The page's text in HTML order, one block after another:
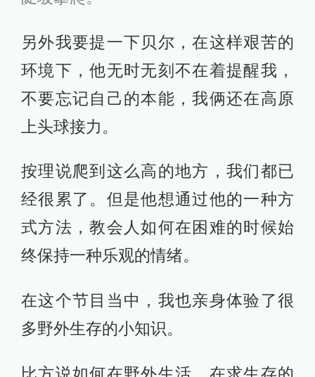
另外我要提一下贝尔，在这样艰苦的
环境下，他无时无刻不在着提醒我，
不要忘记自己的本能，我俩还在高原
上头球接力。
按理说爬到这么高的地方，我们都已
经很累了。但是他想通过他的一种方
式方法，教会人如何在困难的时候始
终保持一种乐观的情绪。
在这个节目当中，我也亲身体验了很
多野外生存的小知识。